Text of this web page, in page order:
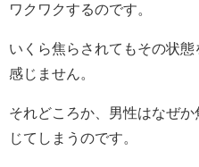
ワクワクするのです。
いくら焦らされてもその状
感じません。
それどころか、男性はなぜ
じてしまうのです。